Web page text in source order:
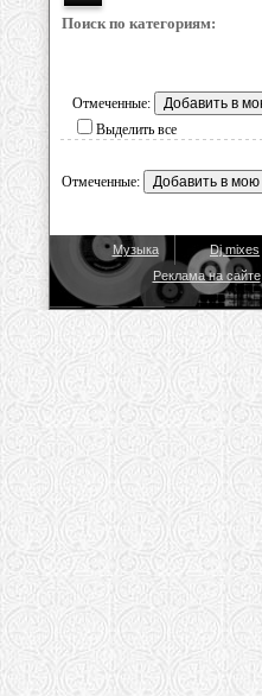
Поиск по категориям:
Отмеченные:
Выделить все
Отмеченные:
Музыка Dj mixes
Реклама на сайте